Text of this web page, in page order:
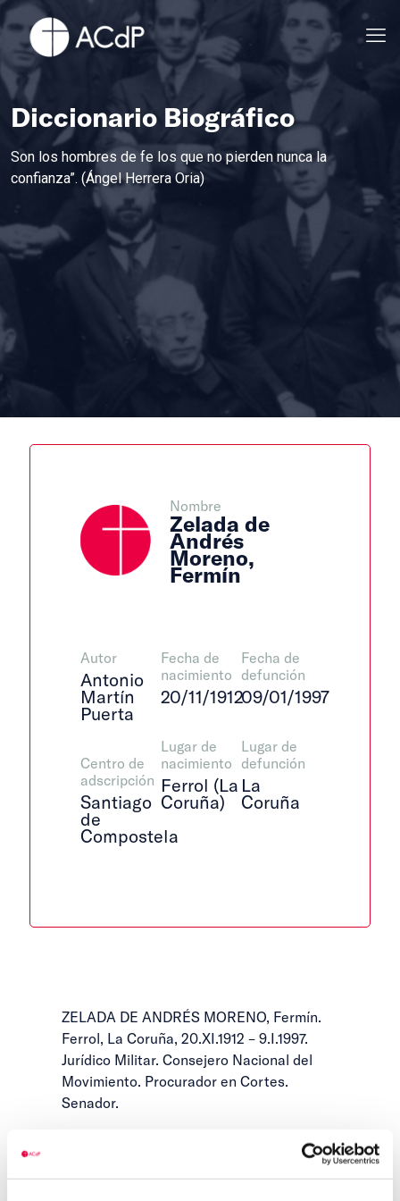
Diccionario Biográfico
Son los hombres de fe los que no pierden nunca la
confianza”. (Ángel Herrera Oria)
Nombre
Zelada de
Andrés
Moreno,
Fermín
Autor
Antonio
Martín
Puerta
Centro de
adscripción
Santiago
de
Compostela
Fecha de
nacimiento
20/11/1912
Lugar de
nacimiento
Ferrol (La
Coruña)
Fecha de
defunción
09/01/1997
Lugar de
defunción
La
Coruña
ZELADA DE ANDRÉS MORENO, Fermín.
Ferrol, La Coruña, 20.XI.1912 – 9.I.1997.
Jurídico Militar. Consejero Nacional del
Movimiento. Procurador en Cortes.
Senador.
1940 ocupó el puesto de Delegado de
Trabajo en La Coruña hasta 1944. Fue